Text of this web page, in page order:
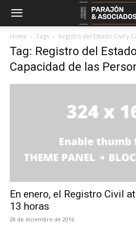
Home Tags Registro del Estado Civil y
Tag: Registro del
Capacidad de las
En enero, el Registro Civil
13 horas
28 de diciembre de 2016